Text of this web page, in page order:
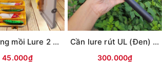
Hộp đựng mồi Lure 2 mặt KM01 (18x10x5cm)
45.000₫
Cần lure rút UL (Đen) MAX TYSPORT(Thu30cm)
300.000₫